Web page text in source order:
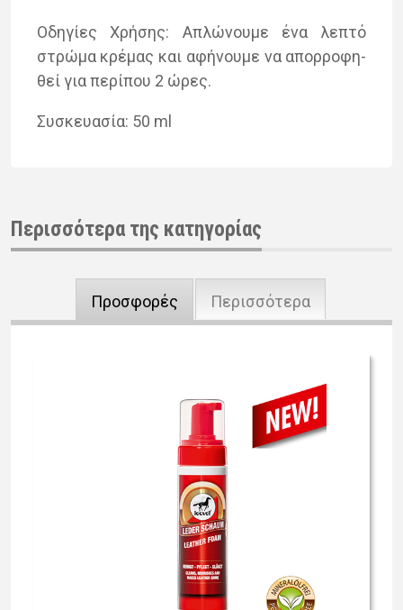
Οδη­γί­ες Χρή­σης: Απλώ­νου­με ένα λε­πτό
στρώ­μα κρέ­μας και αφή­νου­με να απορ­ρο­φη­
θεί για πε­ρί­που 2 ώρες.
Συσκευα­σία: 50 ml
Περισσότερα της κατηγορίας
Προσφορές Περισσότερα